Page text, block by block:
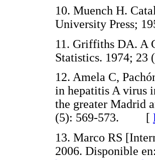
10. Muench H.
University
11. Griffiths DA. A
Statistics. 1974;
12. Amela C,
in hepatitis A virus
the greater Madrid
(5): 569-573. [
13. Marco RS
2006. Disponible en: